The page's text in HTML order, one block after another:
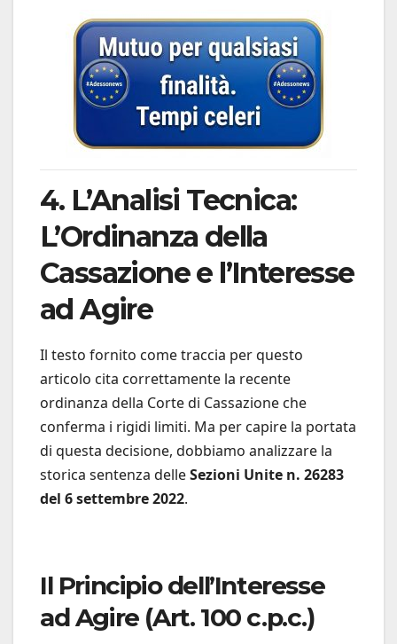
4. L’Analisi Tecnica:
L’Ordinanza della
Cassazione e l’Interesse
ad Agire
Il testo fornito come traccia per questo
articolo cita correttamente la recente
ordinanza della Corte di Cassazione che
conferma i rigidi limiti. Ma per capire la portata
di questa decisione, dobbiamo analizzare la
storica sentenza delleSezioni Unite n. 26283
del 6 settembre 2022.
Il Principio dell’Interesse
ad Agire (Art. 100 c.p.c.)